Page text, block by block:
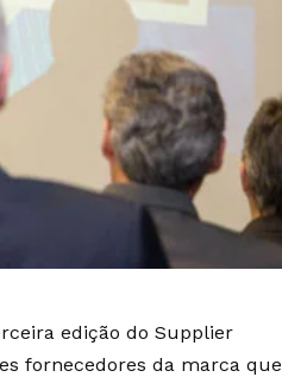
edição do Supplier
fornecedores da marca que